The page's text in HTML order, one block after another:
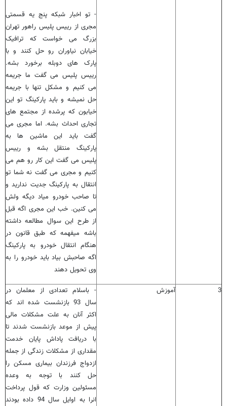
- تو اخبار شبکه پنج یه قسمتی
مجری از رییس پلیس راهور تهران
بزرگ می خواست که ترافیک
خیابان نیاوران رو حل کنند و با
پارک های دوبله برخورد بشه.
رییس پلیس می گفت ما جریمه
می کنیم و مشکل تنها با جریمه
حل نمیشه و باید پارکینگ تو این
خیابون که پرشده از مجتمع های
تجاری احداث بشه. اما مجری می
گفت باید این ماشین ها به
پارکینگ منتقل بشه و رییس
پلیس می گفت این کار رو هم می
کنیم و مجری می گفت نه شما تو
انتقال به پارکینگ جدیت ندارید و
تا صاحب خودرو میاد دیگه ولش
می کنین. خب این مجری اگه قبل
از طرح این سوال مطالعه داشته
باشه میفهمه که طبق قانون در
هنگام انتقال خودرو به پارکینگ
اگه صاحبش بیاد باید خودرو را به
وی تحویل دهند
3 آموزش
- باسلام تعدادی از معلمان در
سال 93 بازنشست شده اند که
اکثر آنان به علت مشکلات مالی
پیش از موعد بازنشست شدند تا
با دریافت پاداش پایان خدمت
مقداری از مشکلات زندگی از جمله
ازدواج فرزندان بیماری مسکن را
حل کنند با توجه به وعده
مسئولین وزارت که قول پرداخت
انرا به اوایل سال 94 داده بودند